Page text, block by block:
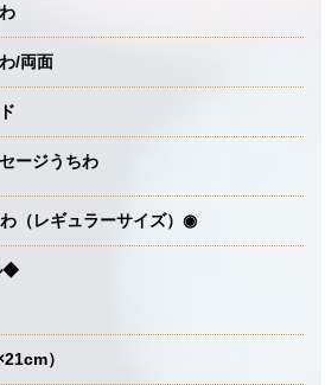
/両面
ージうちわ
（レギュラーサイズ）◉
◆
）